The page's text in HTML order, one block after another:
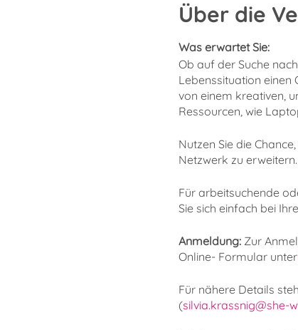
Über die
Was erwartet Sie:
Ob auf der Suche
Lebenssituation einen
von einem kreativen,
Ressourcen, wie
Nutzen Sie die
Netzwerk zu
Für arbeitsuchende
Sie sich einfach bei
Anmeldung:Zur
Online- Formular unter
Für nähere Details
(silvia.krassnig@she-